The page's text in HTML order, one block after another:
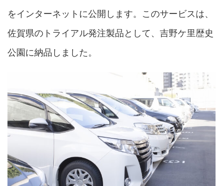
をインターネットに公開します。このサービスは、
佐賀県のトライアル発注製品として、吉野ケ里歴史
公園に納品しました。